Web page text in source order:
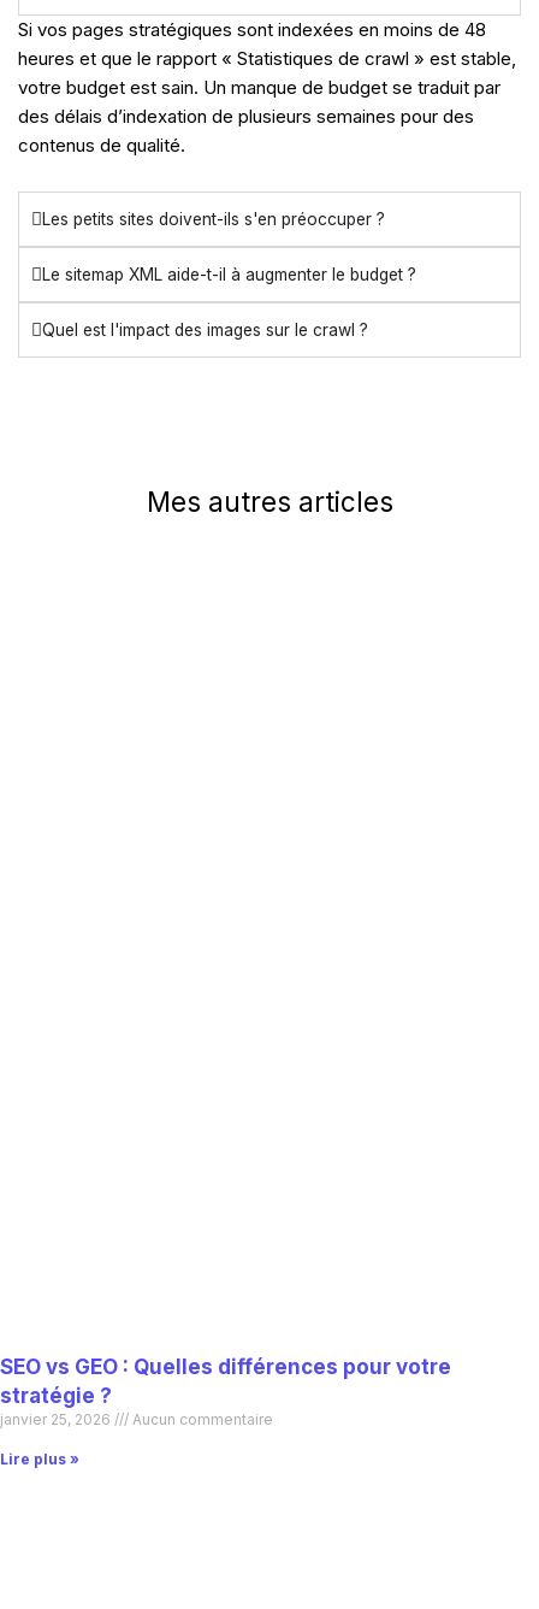
Si vos pages stratégiques sont indexées en moins de 48
heures et que le rapport « Statistiques de crawl » est stable,
votre budget est sain. Un manque de budget se traduit par
des délais d’indexation de plusieurs semaines pour des
contenus de qualité.
Les petits sites doivent-ils s'en préoccuper ?
Le sitemap XML aide-t-il à augmenter le budget ?
Quel est l'impact des images sur le crawl ?
Mes autres articles
SEO vs GEO : Quelles différences pour votre
stratégie ?
janvier 25, 2026 Aucun commentaire
Lire plus »